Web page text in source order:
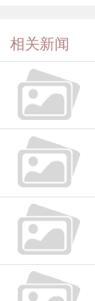
相关新闻